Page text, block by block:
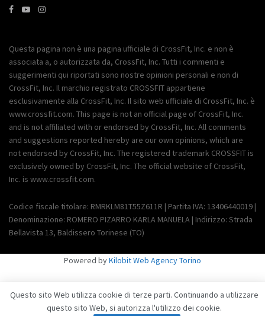
Questa pagina non è una pagina ufficiale di CrossFit, Inc. e non è
associata a, o autorizzata da, CrossFit, Inc. Tutti i commenti e
suggerimenti qui riportati sono nostre opinioni personali e non di
CrossFit, Inc. Il marchio registrato CROSSFIT appartiene
esclusivamente alla CrossFit, Inc. Il sito web ufficiale di CrossFit, Inc. è
www.crossfit.com. This page is not an official page of CrossFit, Inc.
and is not affiliated with or endorsed by CrossFit, Inc. All comments
and suggestions reported hereby are our own opinions, which are
not endorsed by CrossFit, Inc. The registered trademark CROSSFIT is
exclusively owned by CrossFit, Inc. The official website of CrossFit,
Inc. is www.crossfit.com.
Codice fiscale titolare: RMRKLM81T55Z611R | Partita IVA: 13406440019 |
Denominazione: ROMERO PIZARRO KARLA MANUELA | Indirizzo: Strada
Bellavista 13, Baldissero Torinese (TO)
Powered byKilobit Web Agency Torino
Questo sito Web utilizza cookie di terze parti. Continuando a utilizzare
questo sito Web, si autorizza l'utilizzo dei cookie.